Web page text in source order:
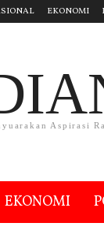
EKONOMI
Aspirasi
EKONOMI